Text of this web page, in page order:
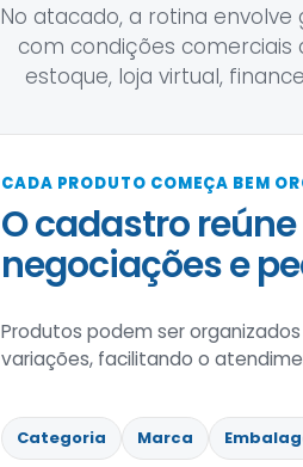
No atacado, a rotina
com condições comerciais
estoque, loja virtual,
CADA PRODUTO COMEÇA BEM
O cadastro
negociações e
Produtos podem ser
variações, facilitando o
Categoria Marca